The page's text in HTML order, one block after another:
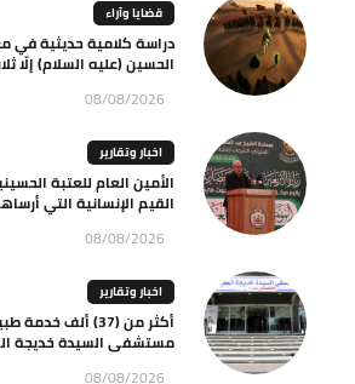
قضايا وآراء
دراسة كلامية حديثية في
الحسين (عليه السلام) إلّا
08/08/2026
اخبار وتقارير
الأمين العام للعتبة
القيم الإنسانية التي
08/08/2026
اخبار وتقارير
أكثر من (37) ألف
مستشفى السيدة خديجة
08/08/2026